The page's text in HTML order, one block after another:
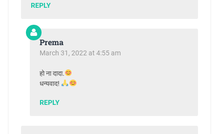
REPLY
Prema
March 31, 2022 at 4:55 am
हो ना दादा.
धन्यवाद!
REPLY